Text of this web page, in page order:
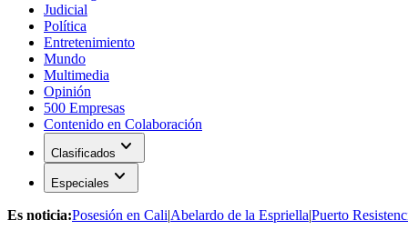
Judicial
Política
Entretenimiento
Mundo
Multimedia
Opinión
500 Empresas
Contenido en Colaboración
Clasificados expand_more
Especiales expand_more
Es noticia:Posesión en Cali|Abelardo de la Espriella|Puerto